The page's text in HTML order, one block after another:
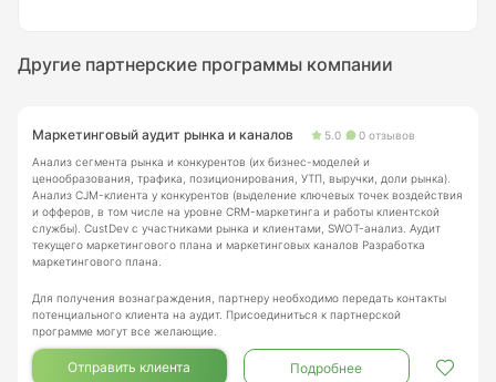
Другие партнерские программы компании
Маркетинговый аудит рынка и каналов 5.0
0 отзывов
Анализ сегмента рынка и конкурентов (их бизнес-моделей и
ценообразования, трафика, позиционирования, УТП, выручки, доли рынка).
Анализ CJM-клиента у конкурентов (выделение ключевых точек воздействия
и офферов, в том числе на уровне CRM-маркетинга и работы клиентской
службы). CustDev с участниками рынка и клиентами, SWOT-анализ. Аудит
текущего маркетингового плана и маркетинговых каналов Разработка
маркетингового плана.
Для получения вознаграждения, партнеру необходимо передать контакты
потенциального клиента на аудит. Присоединиться к партнерской
программе могут все желающие.
Отправить клиента Подробнее